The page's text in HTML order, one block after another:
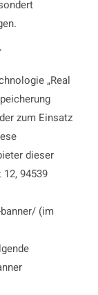
„Real
zum Einsatz
dieser
94539
(im